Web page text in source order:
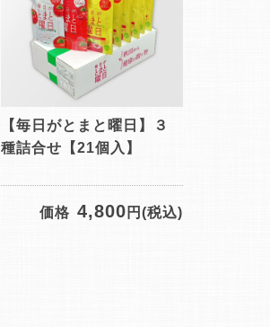
【毎日がとまと曜日】３
種詰合せ【21個入】
価格 4,800 円(税込)